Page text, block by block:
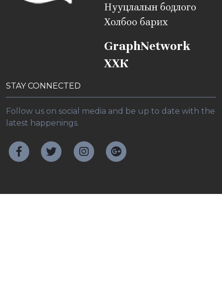
Нууцлалын бодлого
Холбоо барих
GraphNetwork
ХХК
STAY CONNECTED
Follow us on social media and be up to date with the
latest happenings.